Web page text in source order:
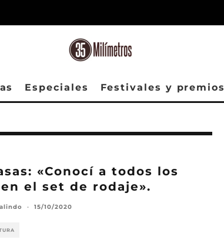
Especiales Festivales y premios
«Conocí a todos los
el set de rodaje».
· 15/10/2020